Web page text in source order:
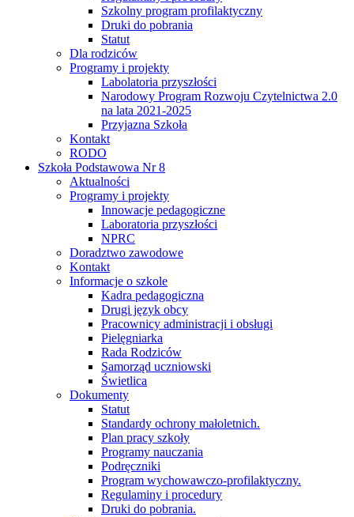
Szkolny program profilaktyczny
Druki do pobrania
Statut
Dla rodziców
Programy i projekty
Labolatoria przyszłości
Narodowy Program Rozwoju Czytelnictwa 2.0
na lata 2021-2025
Przyjazna Szkoła
Kontakt
RODO
Szkoła Podstawowa Nr 8
Aktualności
Programy i projekty
Innowacje pedagogiczne
Laboratoria przyszłości
NPRC
Doradztwo zawodowe
Kontakt
Informacje o szkole
Kadra pedagogiczna
Drugi język obcy
Pracownicy administracji i obsługi
Pielęgniarka
Rada Rodziców
Samorząd uczniowski
Świetlica
Dokumenty
Statut
Standardy ochrony małoletnich.
Plan pracy szkoły
Programy nauczania
Podręczniki
Program wychowawczo-profilaktyczny.
Regulaminy i procedury
Druki do pobrania.